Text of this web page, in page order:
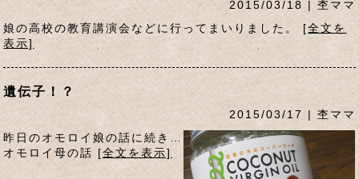
2015/03/18 | 杢ママ
娘の高校の教育講演会などに行ってまいりました。 [全文を
表示]
遺伝子！？
2015/03/17 | 杢ママ
昨日のオモロイ娘の話に続き…
オモロイ母の話 [全文を表示]